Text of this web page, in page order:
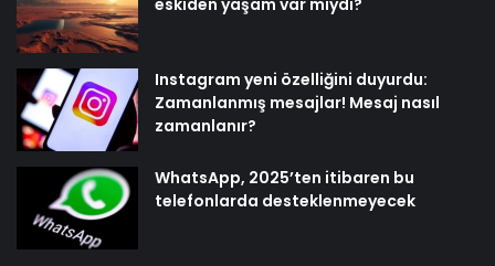
eskiden yaşam var mıydı?
Instagram yeni özelliğini duyurdu:
Zamanlanmış mesajlar! Mesaj nasıl
zamanlanır?
WhatsApp, 2025’ten itibaren bu
telefonlarda desteklenmeyecek